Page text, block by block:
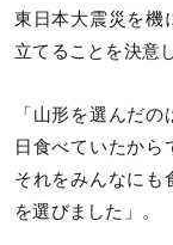
東日本大震災を機
立てることを決意
「山形を選んだ
日食べていたから
それをみんなにも
を選びました」。